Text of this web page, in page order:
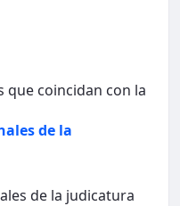
que coincidan con la
de la
de la judicatura